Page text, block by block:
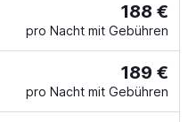
188 €
pro Nacht mit Gebühren
189 €
pro Nacht mit Gebühren